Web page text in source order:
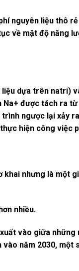
nguyên liệu thô
về mật độ năng
dựa trên natri)
được tách ra
ngược lại xảy
hiện công việc
nhưng là một
nhiều.
vào giữa những
năm 2030, một